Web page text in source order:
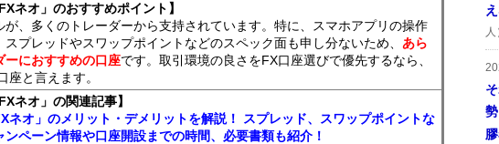
ネオ」のおすすめポイント】
、多くのトレーダーから支持されています。特に、スマホアプリの操作
プレッドやスワップポイントなどのスペック面も申し分ないため、 あら
ーにおすすめの口座です。取引環境の良さをFX口座選びで優先するなら、
座と言えます。
ネオ」の関連記事】
ネオ」のメリット・デメリットを解説！ スプレッド、スワップポイントな
ペーン情報や口座開設までの時間、必要書類も紹介！
人